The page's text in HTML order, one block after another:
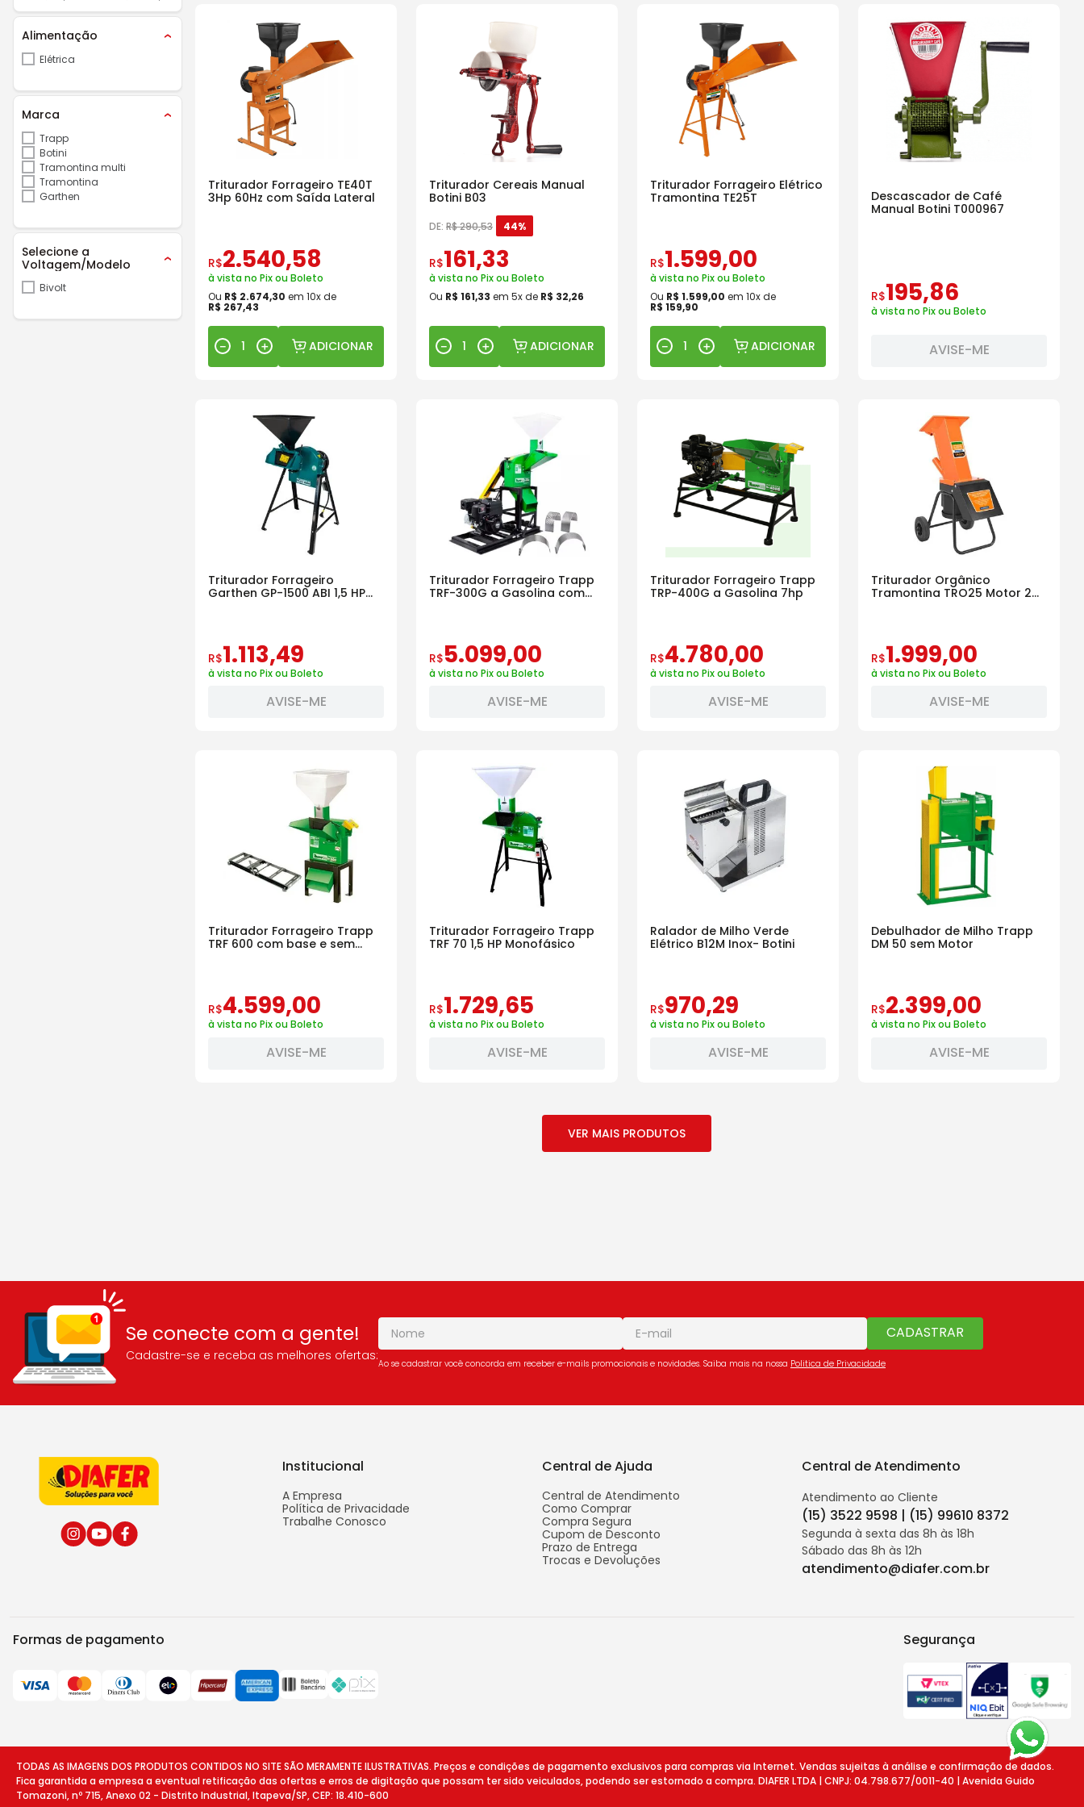
Alimentação
Elétrica
Marca
Trapp
Botini
Tramontina multi
Tramontina
Garthen
Selecione a
Voltagem/Modelo
Bivolt
Triturador Forrageiro TE40T
3Hp 60Hz com Saída Lateral
R$2.540,58
à vista no Pix ou Boleto
Ou R$ 2.674,30 em 10x de
R$ 267,43
＋
－ ADICIONAR
Triturador Cereais Manual
Botini B03
DE: R$290,53 44%
R$161,33
à vista no Pix ou Boleto
Ou R$ 161,33 em 5x de R$ 32,26
＋
－ ADICIONAR
Triturador Forrageiro Elétrico
Tramontina TE25T
R$1.599,00
à vista no Pix ou Boleto
Ou R$ 1.599,00 em 10x de
R$ 159,90
＋
－ ADICIONAR
Descascador de Café
Manual Botini T000967
R$195,86
à vista no Pix ou Boleto
AVISE-ME
Triturador Forrageiro
Garthen GP-1500 ABI 1,5 HP
R$1.113,49
à vista no Pix ou Boleto
AVISE-ME
Triturador Forrageiro Trapp
TRF-300G a Gasolina com
R$5.099,00
à vista no Pix ou Boleto
AVISE-ME
Triturador Forrageiro Trapp
TRP-400G a Gasolina 7hp
R$4.780,00
à vista no Pix ou Boleto
AVISE-ME
Triturador Orgânico
Tramontina TRO25 Motor 2
R$1.999,00
à vista no Pix ou Boleto
AVISE-ME
Triturador Forrageiro Trapp
TRF 600 com base e sem
R$4.599,00
à vista no Pix ou Boleto
AVISE-ME
Triturador Forrageiro Trapp
TRF 70 1,5 HP Monofásico
R$1.729,65
à vista no Pix ou Boleto
AVISE-ME
Ralador de Milho Verde
Elétrico B12M Inox- Botini
R$970,29
à vista no Pix ou Boleto
AVISE-ME
Debulhador de Milho Trapp
DM 50 sem Motor
R$2.399,00
à vista no Pix ou Boleto
AVISE-ME
Se conecte com a gente!
Cadastre-se e receba as melhores ofertas:
CADASTRAR
Ao se cadastrar você concorda em receber e-mails promocionais e novidades. Saiba mais na nossa Politica de Privacidade
Institucional
A Empresa
Política de Privacidade
Trabalhe Conosco
Central de Ajuda
Central de Atendimento
Como Comprar
Compra Segura
Cupom de Desconto
Prazo de Entrega
Trocas e Devoluções
Central de Atendimento
Atendimento ao Cliente
(15) 3522 9598 | (15) 99610 8372
Segunda à sexta das 8h às 18h
Sábado das 8h às 12h
atendimento@diafer.com.br
Formas de pagamento Segurança
TODAS AS IMAGENS DOS PRODUTOS CONTIDOS NO SITE SÃO MERAMENTE ILUSTRATIVAS. Preços e condições de pagamento exclusivos para compras via Internet. Vendas sujeitas à análise e confirmação de dados.
Fica garantida a empresa a eventual retificação das ofertas e erros de digitação que possam ter sido veiculados, podendo ser estornado a compra. DIAFER LTDA | CNPJ: 04.798.677/0011-40 | Avenida Guido
Tomazoni, nº 715, Anexo 02 - Distrito Industrial, Itapeva/SP, CEP: 18.410-600